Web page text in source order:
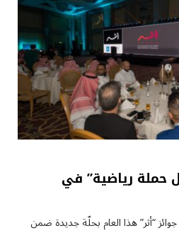
حملة رياضية” في
اغسطس 2026 تعود جوائز “أثر” هذا العام بحلّة جديدة ضمن